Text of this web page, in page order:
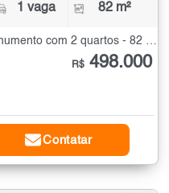
1 vaga 82 m²
Apartamento à Venda na Vila Monumento com 2 quartos - 82 m²
R$ 498.000
Contatar